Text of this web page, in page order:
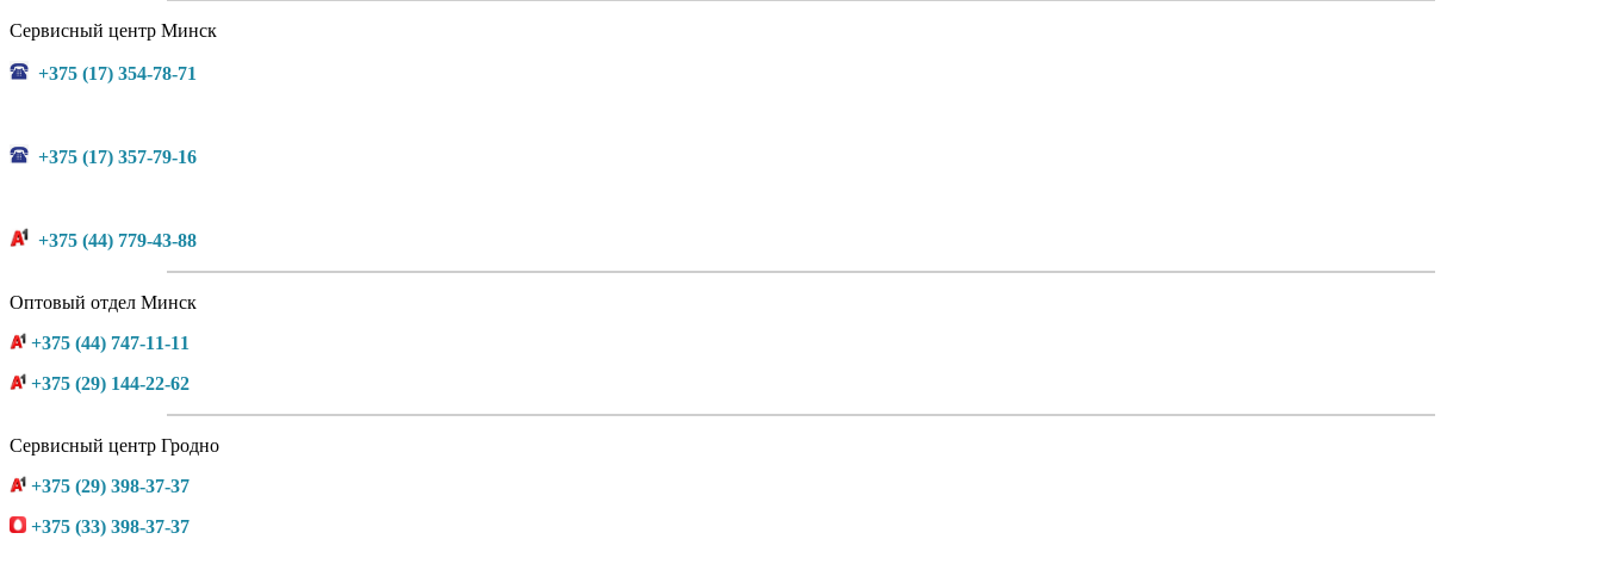
Сервисный центр Минск
+375 (17) 354-78-71
+375 (17) 357-79-16
+375 (44) 779-43-88
Оптовый отдел Минск
+375 (44) 747-11-11
+375 (29) 144-22-62
Сервисный центр Гродно
+375 (29) 398-37-37
+375 (33) 398-37-37